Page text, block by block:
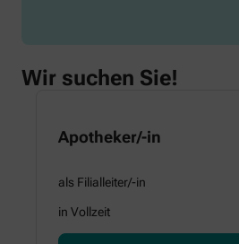
Wir suchen Sie!
Apotheker/-in
als Filialleiter/-in
in Vollzeit